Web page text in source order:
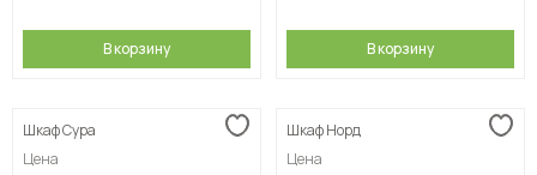
В корзину В корзину
Шкаф Сура
Цена
Шкаф Норд
Цена